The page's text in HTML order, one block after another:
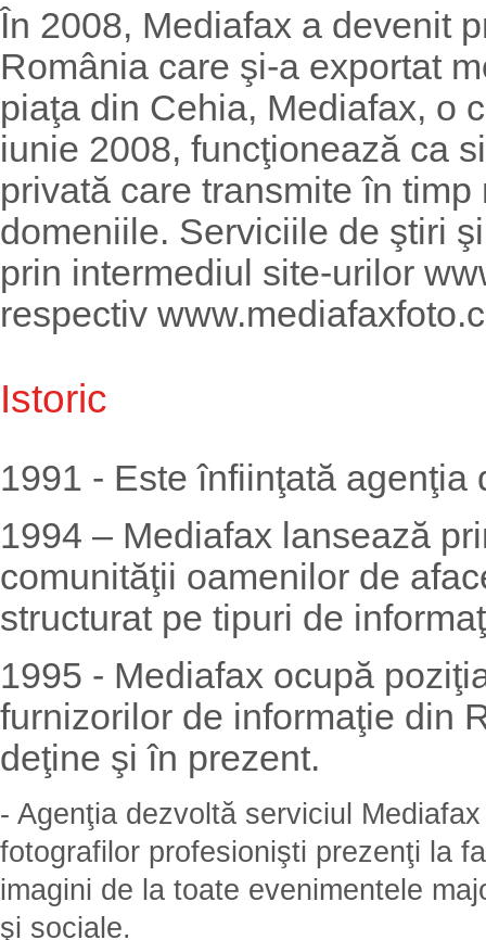
În 2008, Mediafax a devenit
România care şi-a exportat
piaţa din Cehia, Mediafax, o
iunie 2008, funcţionează ca
privată care transmite în
domeniile. Serviciile de ştiri
prin intermediul site-urilor
respectiv
Istoric
1991 - Este înfiinţată agenţia
1994 – Mediafax lansează
comunităţii oamenilor de
structurat pe tipuri de
1995 - Mediafax ocupă
furnizorilor de informaţie din
deţine şi în prezent.
- Agenţia dezvoltă serviciul
fotografilor profesionişti prezenţi la
imagini de la toate evenimentele
şi sociale.